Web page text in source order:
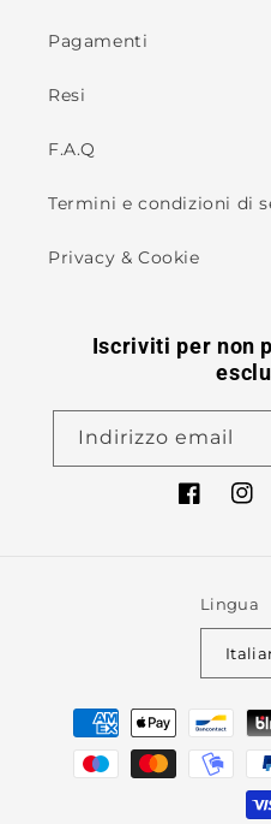
Pagamenti
Resi
F.A.Q
Termini e condizioni di
Privacy & Cookie
Iscriviti per non
Indirizzo email
Facebook
Lingua
Metodi
pagamento